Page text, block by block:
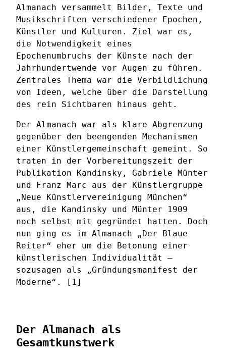
Almanach versammelt Bilder, Texte und
Musikschriften verschiedener Epochen,
Künstler und Kulturen. Ziel war es,
die Notwendigkeit eines
Epochenumbruchs der Künste nach der
Jahrhundertwende vor Augen zu führen.
Zentrales Thema war die Verbildlichung
von Ideen, welche über die Darstellung
des rein Sichtbaren hinaus geht.
Der Almanach war als klare Abgrenzung
gegenüber den beengenden Mechanismen
einer Künstlergemeinschaft gemeint. So
traten in der Vorbereitungszeit der
Publikation Kandinsky, Gabriele Münter
und Franz Marc aus der Künstlergruppe
„Neue Künstlervereinigung München“
aus, die Kandinsky und Münter 1909
noch selbst mit gegründet hatten. Doch
nun ging es im Almanach „Der Blaue
Reiter“ eher um die Betonung einer
künstlerischen Individualität –
sozusagen als „Gründungsmanifest der
Moderne“. [1]
Der Almanach als
Gesamtkunstwerk